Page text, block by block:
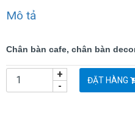
Mô tả
Chân bàn cafe, chân bàn
-
+ ĐẶT HÀNG